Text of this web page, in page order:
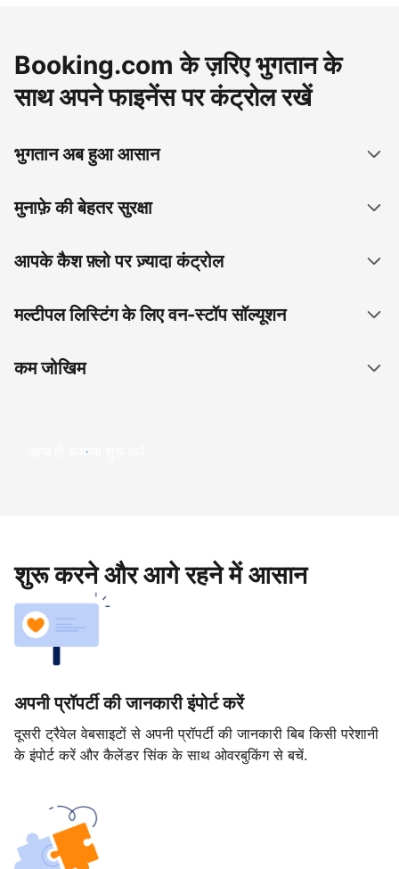
Booking.com के ज़रिए भुगतान के
साथ अपने फाइनेंस पर कंट्रोल रखें
भुगतान अब हुआ आसान
मुनाफ़े की बेहतर सुरक्षा
आपके कैश फ़्लो पर ज़्यादा कंट्रोल
मल्टीपल लिस्टिंग के लिए वन-स्टॉप सॉल्यूशन
कम जोखिम
आज ही कमाना शुरू करें
शुरू करने और आगे रहने में आसान
अपनी प्रॉपर्टी की जानकारी इंपोर्ट करें
दूसरी ट्रैवेल वेबसाइटों से अपनी प्रॉपर्टी की जानकारी बिब किसी परेशानी
के इंपोर्ट करें और कैलेंडर सिंक के साथ ओवरबुकिंग से बचें.